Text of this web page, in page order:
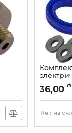
98160К
Артикул:
36,00 ₼
Нет на